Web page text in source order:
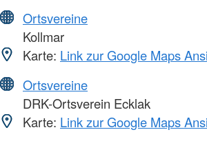
Ortsvereine
Kollmar
Karte: Link zur Google Maps
Ortsvereine
DRK-Ortsverein Ecklak
Karte: Link zur Google Maps